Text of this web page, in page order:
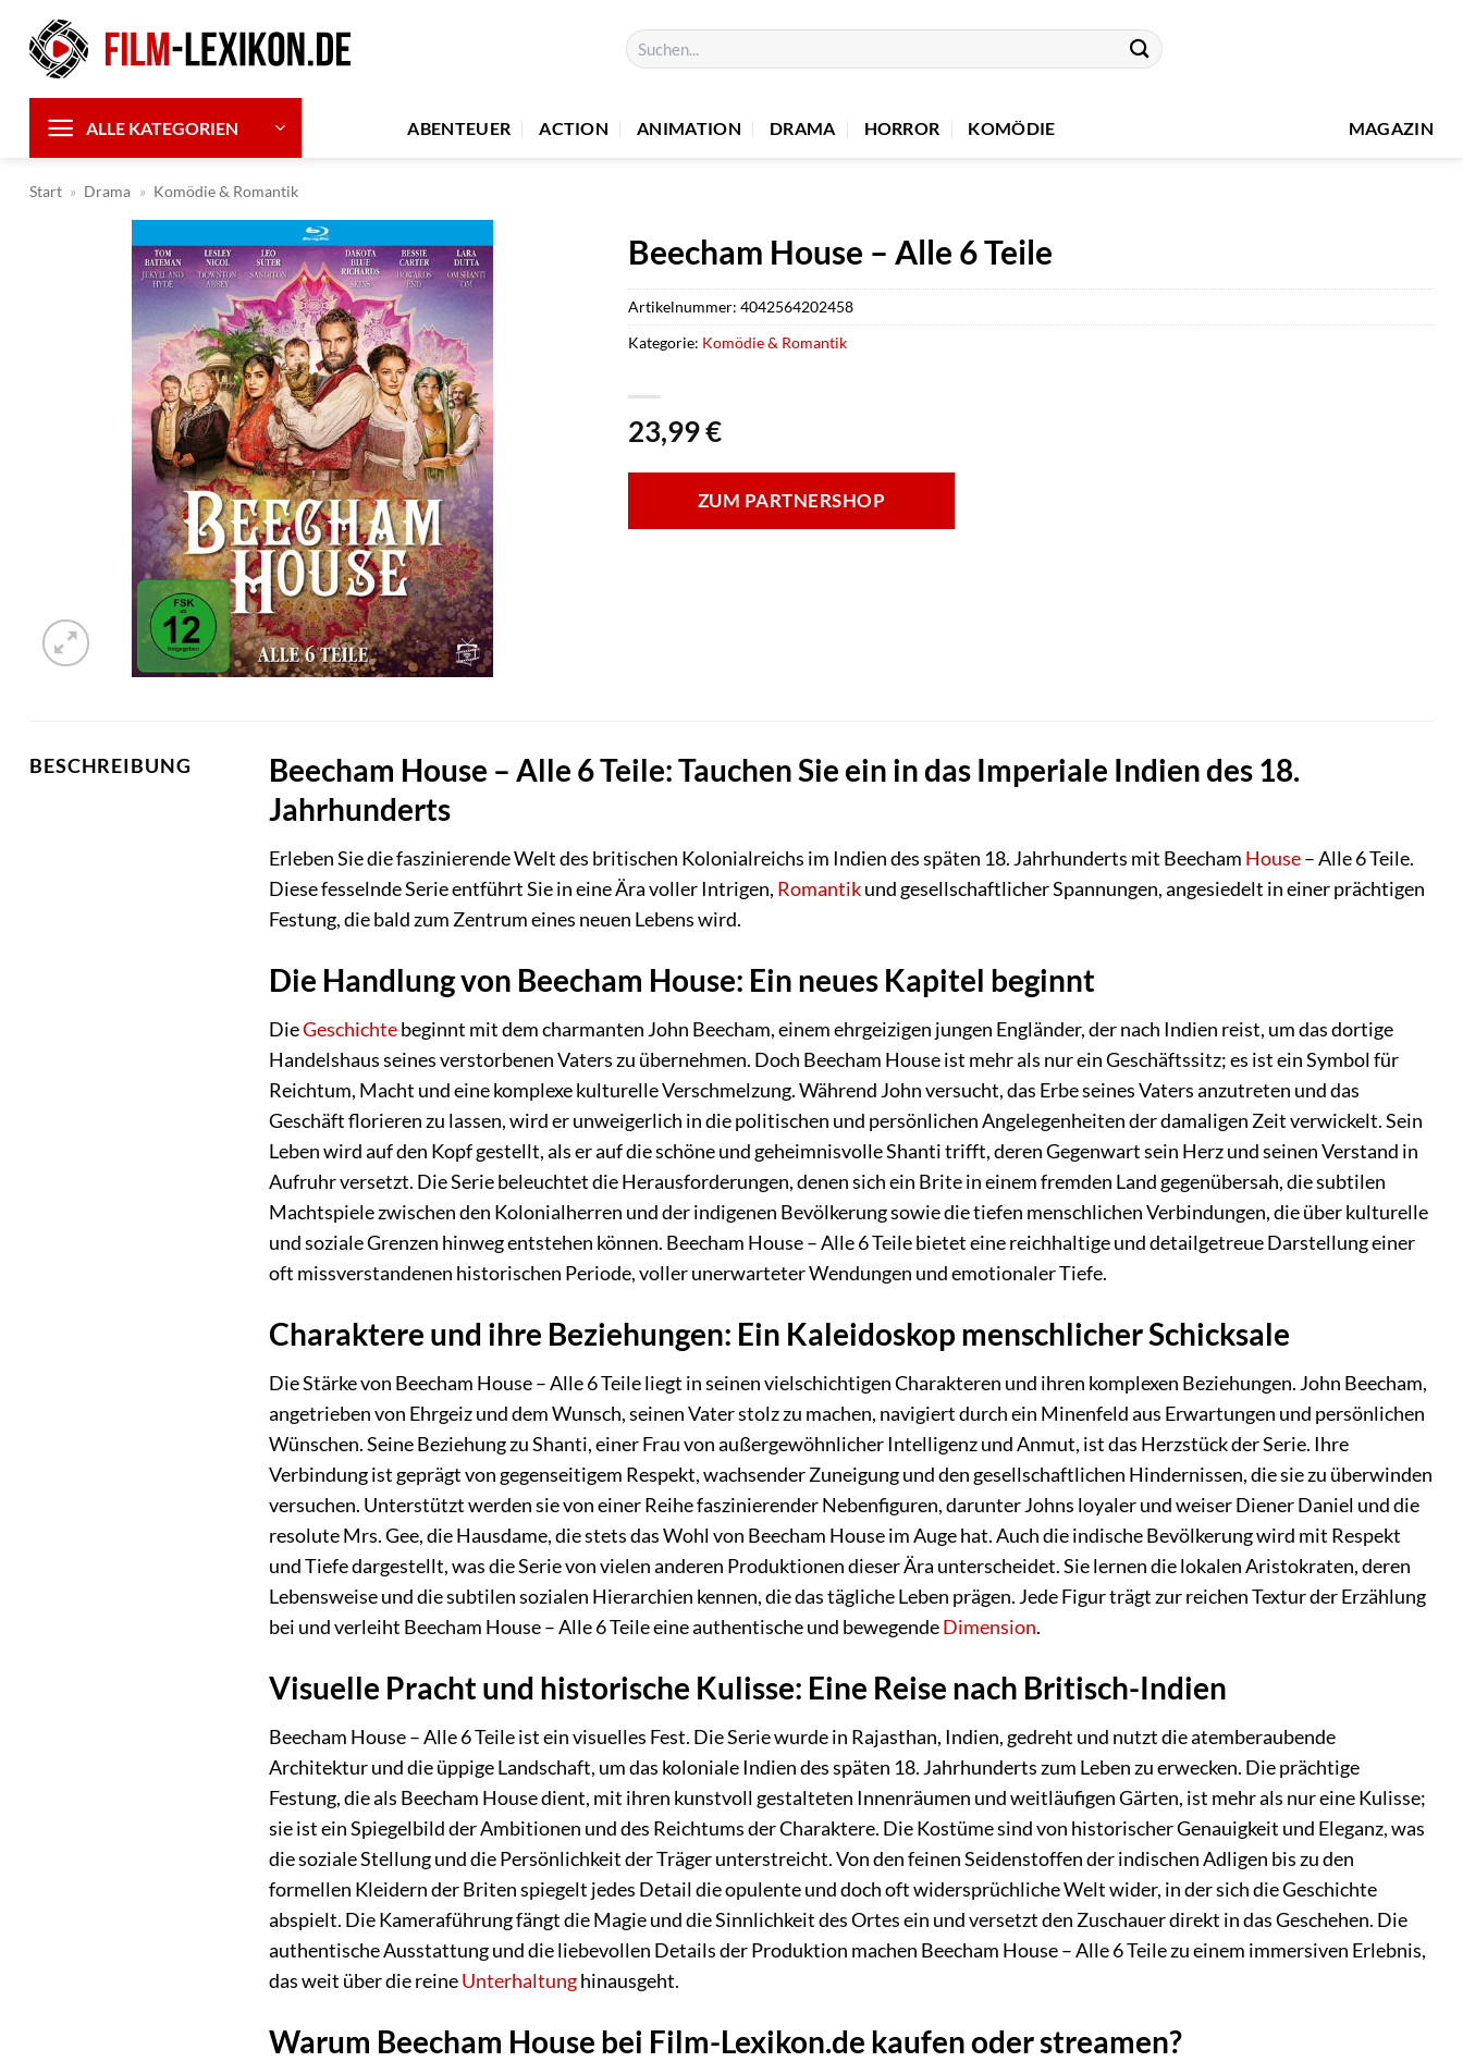
Inhalt
springen
Suchen
nach:
ALLE KATEGORIEN ABENTEUER ACTION ANIMATION DRAMA HORROR KOMÖDIE MAGAZIN
Start » Drama » Komödie & Romantik
Beecham House – Alle 6 Teile
23,99€
ZUM PARTNERSHOP
Artikelnummer: 4042564202458
Kategorie: Komödie & Romantik
BESCHREIBUNG
Beecham House – Alle 6 Teile: Tauchen Sie ein in das Imperiale Indien des 18.
Jahrhunderts
Erleben Sie die faszinierende Welt des britischen Kolonialreichs im Indien des späten 18. Jahrhunderts mit Beecham House– Alle 6 Teile.
Diese fesselnde Serie entführt Sie in eine Ära voller Intrigen, Romantikund gesellschaftlicher Spannungen, angesiedelt in einer prächtigen
Festung, die bald zum Zentrum eines neuen Lebens wird.
Die Handlung von Beecham House: Ein neues Kapitel beginnt
DieGeschichtebeginnt mit dem charmanten John Beecham, einem ehrgeizigen jungen Engländer, der nach Indien reist, um das dortige
Handelshaus seines verstorbenen Vaters zu übernehmen. Doch Beecham House ist mehr als nur ein Geschäftssitz; es ist ein Symbol für
Reichtum, Macht und eine komplexe kulturelle Verschmelzung. Während John versucht, das Erbe seines Vaters anzutreten und das
Geschäft florieren zu lassen, wird er unweigerlich in die politischen und persönlichen Angelegenheiten der damaligen Zeit verwickelt. Sein
Leben wird auf den Kopf gestellt, als er auf die schöne und geheimnisvolle Shanti trifft, deren Gegenwart sein Herz und seinen Verstand in
Aufruhr versetzt. Die Serie beleuchtet die Herausforderungen, denen sich ein Brite in einem fremden Land gegenübersah, die subtilen
Machtspiele zwischen den Kolonialherren und der indigenen Bevölkerung sowie die tiefen menschlichen Verbindungen, die über kulturelle
und soziale Grenzen hinweg entstehen können. Beecham House – Alle 6 Teile bietet eine reichhaltige und detailgetreue Darstellung einer
oft missverstandenen historischen Periode, voller unerwarteter Wendungen und emotionaler Tiefe.
Charaktere und ihre Beziehungen: Ein Kaleidoskop menschlicher Schicksale
Die Stärke von Beecham House – Alle 6 Teile liegt in seinen vielschichtigen Charakteren und ihren komplexen Beziehungen. John Beecham,
angetrieben von Ehrgeiz und dem Wunsch, seinen Vater stolz zu machen, navigiert durch ein Minenfeld aus Erwartungen und persönlichen
Wünschen. Seine Beziehung zu Shanti, einer Frau von außergewöhnlicher Intelligenz und Anmut, ist das Herzstück der Serie. Ihre
Verbindung ist geprägt von gegenseitigem Respekt, wachsender Zuneigung und den gesellschaftlichen Hindernissen, die sie zu überwinden
versuchen. Unterstützt werden sie von einer Reihe faszinierender Nebenfiguren, darunter Johns loyaler und weiser Diener Daniel und die
resolute Mrs. Gee, die Hausdame, die stets das Wohl von Beecham House im Auge hat. Auch die indische Bevölkerung wird mit Respekt
und Tiefe dargestellt, was die Serie von vielen anderen Produktionen dieser Ära unterscheidet. Sie lernen die lokalen Aristokraten, deren
Lebensweise und die subtilen sozialen Hierarchien kennen, die das tägliche Leben prägen. Jede Figur trägt zur reichen Textur der Erzählung
bei und verleiht Beecham House – Alle 6 Teile eine authentische und bewegendeDimension.
Visuelle Pracht und historische Kulisse: Eine Reise nach Britisch-Indien
Beecham House – Alle 6 Teile ist ein visuelles Fest. Die Serie wurde in Rajasthan, Indien, gedreht und nutzt die atemberaubende
Architektur und die üppige Landschaft, um das koloniale Indien des späten 18. Jahrhunderts zum Leben zu erwecken. Die prächtige
Festung, die als Beecham House dient, mit ihren kunstvoll gestalteten Innenräumen und weitläufigen Gärten, ist mehr als nur eine Kulisse;
sie ist ein Spiegelbild der Ambitionen und des Reichtums der Charaktere. Die Kostüme sind von historischer Genauigkeit und Eleganz, was
die soziale Stellung und die Persönlichkeit der Träger unterstreicht. Von den feinen Seidenstoffen der indischen Adligen bis zu den
formellen Kleidern der Briten spiegelt jedes Detail die opulente und doch oft widersprüchliche Welt wider, in der sich die Geschichte
abspielt. Die Kameraführung fängt die Magie und die Sinnlichkeit des Ortes ein und versetzt den Zuschauer direkt in das Geschehen. Die
authentische Ausstattung und die liebevollen Details der Produktion machen Beecham House – Alle 6 Teile zu einem immersiven Erlebnis,
das weit über die reineUnterhaltunghinausgeht.
Warum Beecham House bei Film-Lexikon.de kaufen oder streamen?